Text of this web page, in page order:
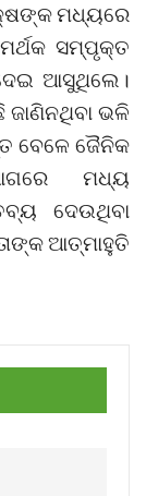
ମଧ୍ୟରେ
ସମ୍ପୃକ୍ତ
ଆସୁଥିଲେ।
ଜାଣିନଥିବା ଭଳି
ବେଳେ ଜୈନିକ
ମଧ୍ୟ
ଦେଉଥିବା
ଆତ୍ମାହୁତି